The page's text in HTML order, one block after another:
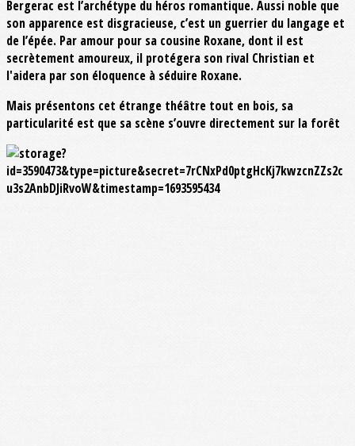
Bergerac est l’archétype du héros romantique. Aussi noble que
son apparence est disgracieuse, c’est un guerrier du langage et
de l’épée. Par amour pour sa cousine Roxane, dont il est
secrètement amoureux, il protégera son rival Christian et
l'aidera par son éloquence à séduire Roxane.
Mais présentons cet étrange théâtre tout en bois, sa
particularité est que sa scène s’ouvre directement sur la forêt